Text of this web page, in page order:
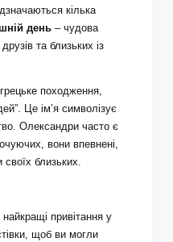
кілька
день – чудова
та близьких із
походження,
Це ім’я символізує
Олександри часто є
вони впевнені,
близьких.
привітання у
щоб ви могли